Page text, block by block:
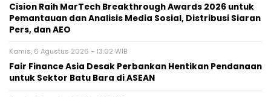
Cision Raih MarTech Breakthrough Awards 2026 untuk
Pemantauan dan Analisis Media Sosial, Distribusi Siaran
Pers, dan AEO
Kamis, 6 Agustus 2026 - 13:02 WIB
Fair Finance Asia Desak Perbankan Hentikan Pendanaan
untuk Sektor Batu Bara di ASEAN